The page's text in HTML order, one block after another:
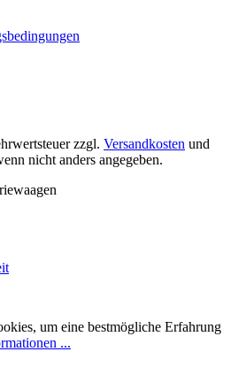
zzgl. Versandkosten und
nicht anders angegeben.
um eine bestmögliche Erfahrung
...